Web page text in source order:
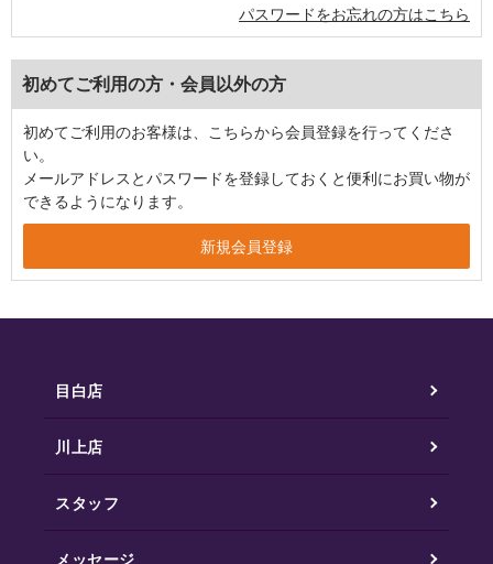
パスワードをお忘れの方はこちら
初めてご利用の方・会員以外の方
初めてご利用のお客様は、こちらから会員登録を行ってくださ
い。
メールアドレスとパスワードを登録しておくと便利にお買い物が
できるようになります。
目白店
川上店
スタッフ
メッセージ